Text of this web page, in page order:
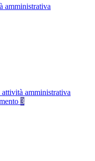
amministrativa
amministrativa
3